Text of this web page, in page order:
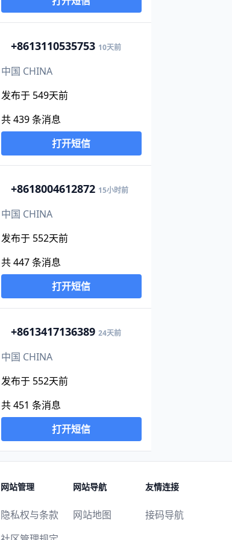
+8613110535753 10天前
中国 CHINA
发布于 549天前
共 439 条消息
打开短信
+8618004612872 15小时前
中国 CHINA
发布于 552天前
共 447 条消息
打开短信
+8613417136389 24天前
中国 CHINA
发布于 552天前
共 451 条消息
打开短信
网站管理
隐私权与条款
网站导航
网站地图
友情连接
接码导航